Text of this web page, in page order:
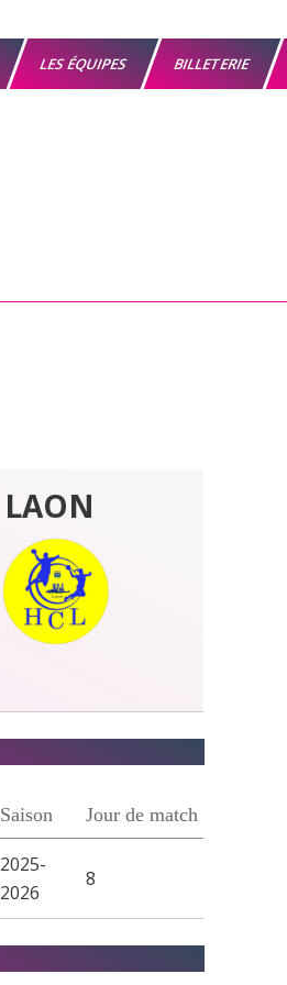
LES ÉQUIPES BILLETERIE
LAON
Saison Jour de match
2025-
2026
8